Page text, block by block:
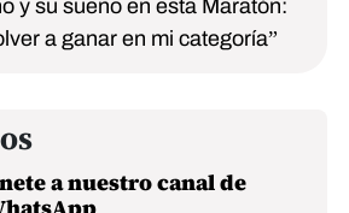
y su sueño en esta Maratón:
a ganar en mi categoría”
a nuestro canal de